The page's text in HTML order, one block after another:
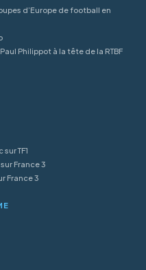
d’Europe de football en
Philippot à la tête de la RTBF
TF1
France 3
France 3